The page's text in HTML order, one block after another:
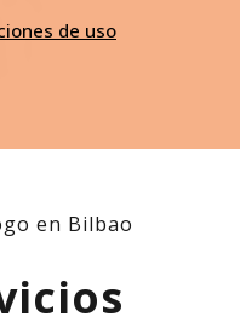
de uso
en Bilbao